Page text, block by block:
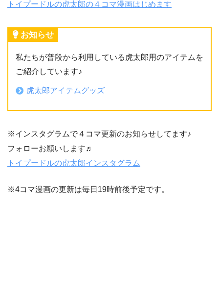
トイプードルの虎太郎の４コマ漫画はじめます
お知らせ
私たちが普段から利用している虎太郎用のアイテムを
ご紹介しています♪
虎太郎アイテムグッズ
※インスタグラムで４コマ更新のお知らせしてます♪
フォローお願いします♬
トイプードルの虎太郎インスタグラム
※4コマ漫画の更新は毎日19時前後予定です。